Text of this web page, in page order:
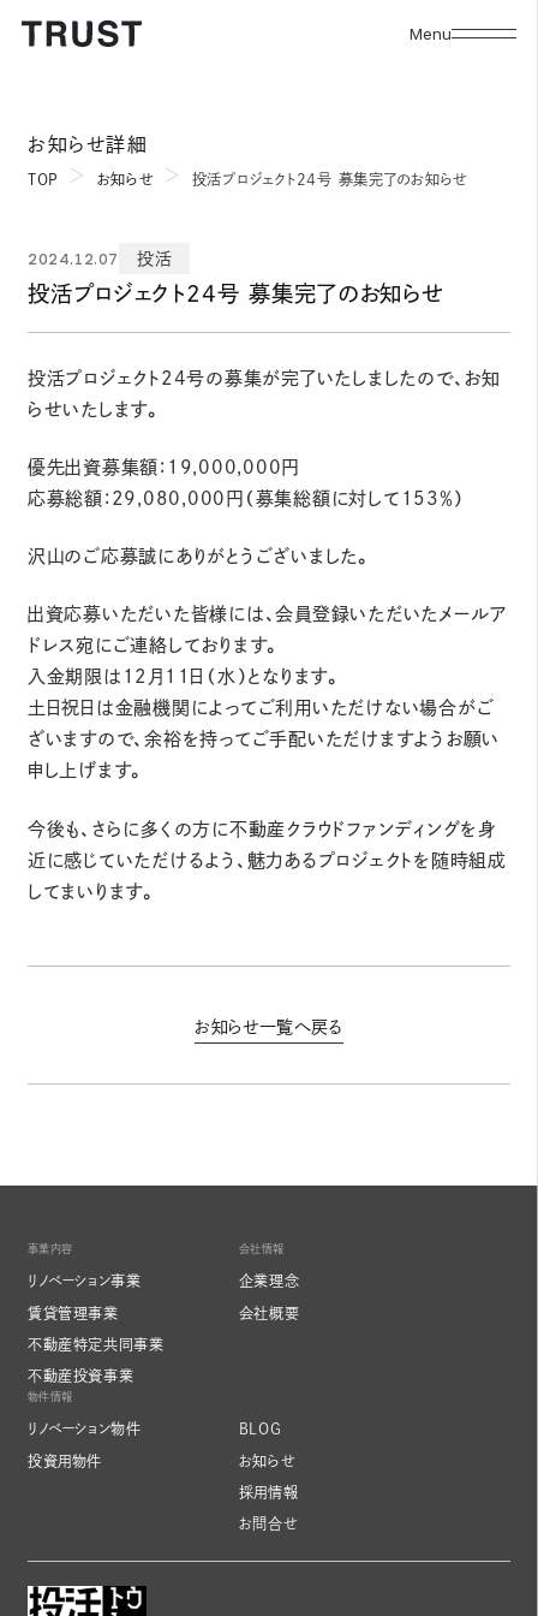
Menu
お知らせ詳細
TOP お知らせ 投活プロジェクト24号 募集完了のお知らせ
2024.12.07 投活
投活プロジェクト24号 募集完了のお知らせ
投活プロジェクト24号の募集が完了いたしましたので、お知
らせいたします。
優先出資募集額：19,000,000円
応募総額：29,080,000円（募集総額に対して153％）
沢山のご応募誠にありがとうございました。
出資応募いただいた皆様には、会員登録いただいたメールア
ドレス宛にご連絡しております。
入金期限は12月11日（水）となります。
土日祝日は金融機関によってご利用いただけない場合がご
ざいますので、余裕を持ってご手配いただけますようお願い
申し上げます。
今後も、さらに多くの方に不動産クラウドファンディングを身
近に感じていただけるよう、魅力あるプロジェクトを随時組成
してまいります。
お知らせ一覧へ戻る
事業内容
リノベーション事業
賃貸管理事業
不動産特定共同事業
不動産投資事業
会社情報
企業理念
会社概要
物件情報
リノベーション物件
投資用物件
BLOG
お知らせ
採用情報
お問合せ